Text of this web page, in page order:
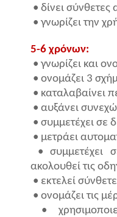
• δίνει σύνθετες
• γνωρίζει την
5-6 χρόνων:
• γνωρίζει και
• ονομάζει 3
• καταλαβαίνει
• αυξάνει
• συμμετέχει σε
• μετράει
• συμμετέχει
ακολουθεί τις
• εκτελεί
• ονομάζει τις
•